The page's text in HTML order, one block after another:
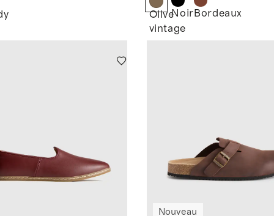
Olive
vintage
Noir Bordeaux
Nouveau